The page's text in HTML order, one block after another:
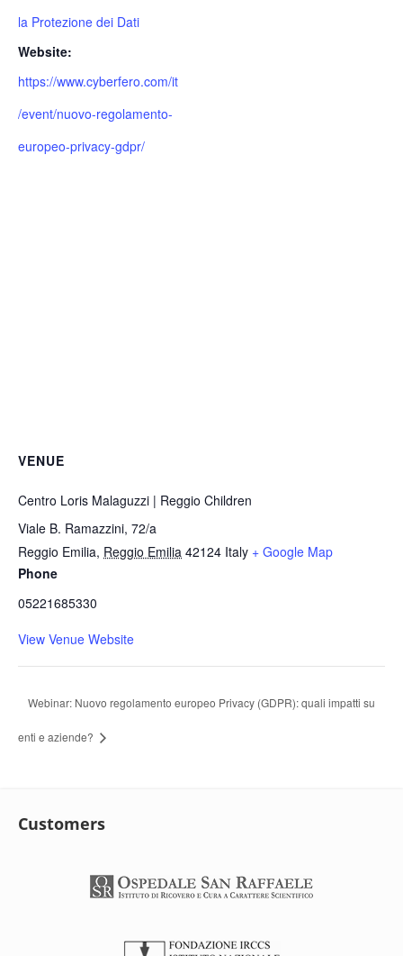
la Protezione dei Dati
Website:
https://www.cyberfero.com/it
/event/nuovo-regolamento-
europeo-privacy-gdpr/
VENUE
Centro Loris Malaguzzi | Reggio Children
Viale B. Ramazzini, 72/a
Reggio Emilia, Reggio Emilia 42124 Italy + Google Map
Phone
05221685330
View Venue Website
Webinar: Nuovo regolamento europeo Privacy (GDPR): quali impatti su
enti e aziende?
Customers